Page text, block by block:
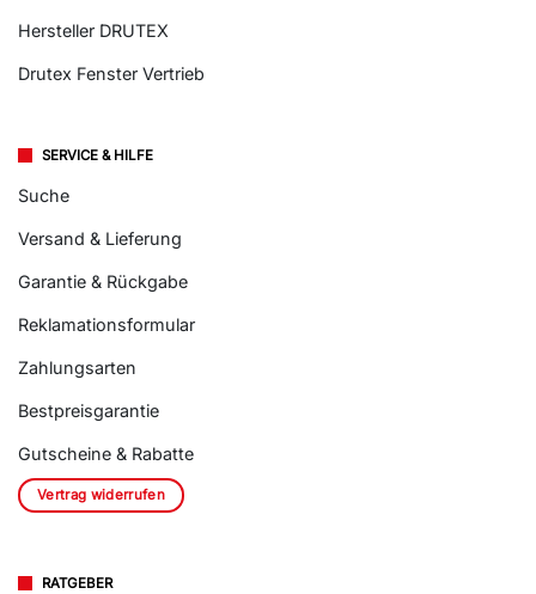
Hersteller DRUTEX
Drutex Fenster Vertrieb
SERVICE & HILFE
Suche
Versand & Lieferung
Garantie & Rückgabe
Reklamationsformular
Zahlungsarten
Bestpreisgarantie
Gutscheine & Rabatte
Vertrag widerrufen
RATGEBER